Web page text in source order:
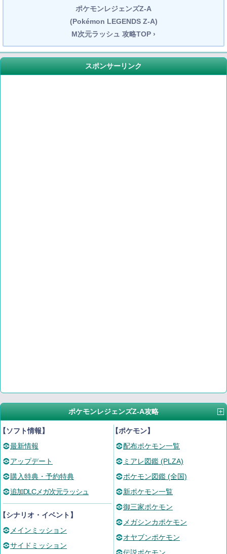
ポケモンレジェンズZ-A
(Pokémon LEGENDS Z-A)
M次元ラッシュ 攻略TOP ›
スポンサーリンク
ポケモンレジェンズZ-A攻略
ソフト情報】
最新情報
アップデート
購入特典・予約特典
追加DLCメガ次元ラッシュ
シナリオ・イベント】
メインミッション
サイドミッション
【ポケモン】
配布ポケモン一覧
ミアレ図鑑 (PLZA)
ポケモン図鑑 (全国)
新ポケモン一覧
御三家ポケモン
メガシンカポケモン
オヤブンポケモン